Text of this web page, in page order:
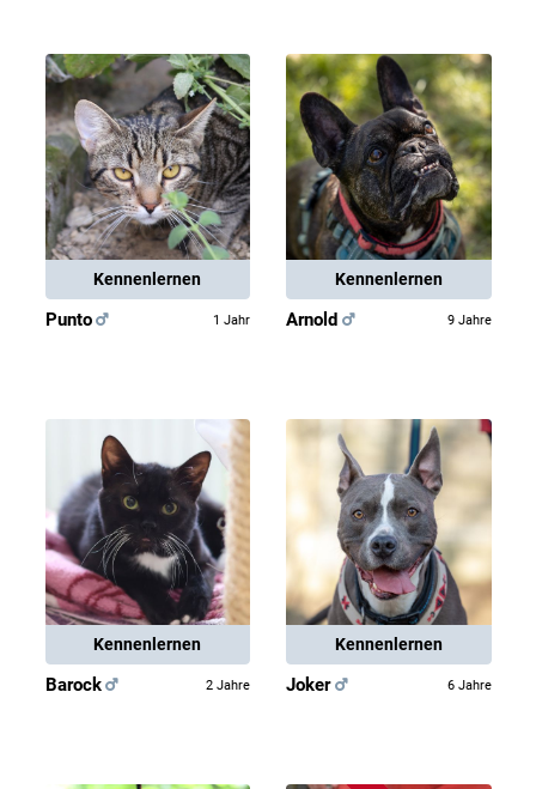
Kennenlernen
Punto 1 Jahr
Kennenlernen
Arnold 9 Jahre
Kennenlernen
Barock 2 Jahre
Kennenlernen
Joker 6 Jahre